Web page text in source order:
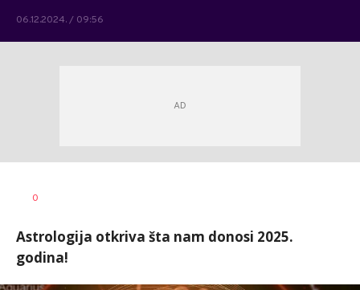
06.12.2024. / 09:56
AUTOR
0
Astrologija otkriva šta nam donosi 2025.
godina!